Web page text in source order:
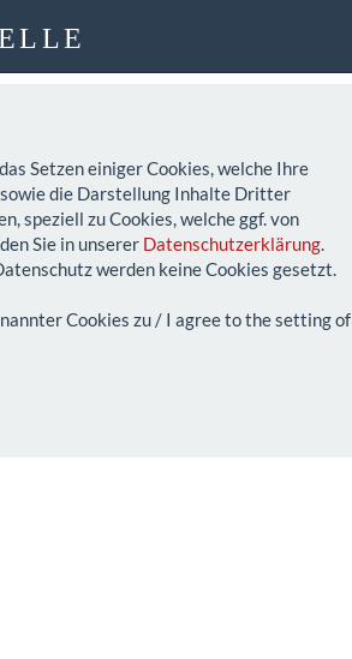
Setzen einiger Cookies, welche Ihre
die Darstellung Inhalte Dritter
speziell zu Cookies, welche ggf. von
Sie in unserer Datenschutzerklärung.
werden keine Cookies gesetzt.
Cookies zu / I agree to the setting of